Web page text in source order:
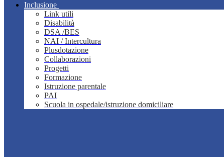
Inclusione
Link utili
Disabilità
DSA /BES
NAI / Intercultura
Plusdotazione
Collaborazioni
Progetti
Formazione
Istruzione parentale
PAI
Scuola in ospedale/istruzione domiciliare